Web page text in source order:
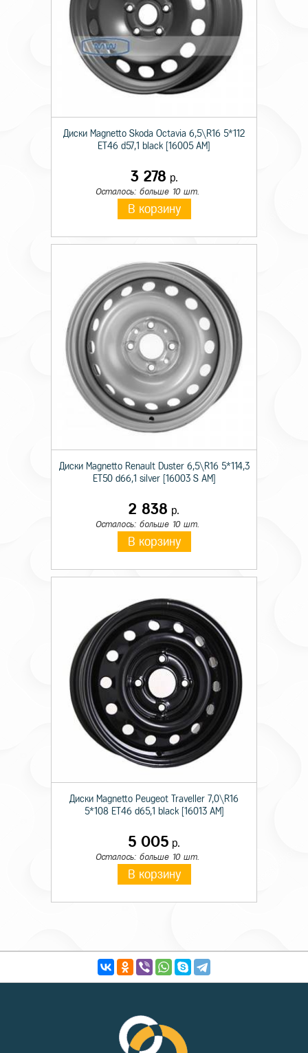
Диски Magnetto Skoda Octavia 6,5\R16 5*112
ET46 d57,1 black [16005 AM]
3 278 р.
Осталось: больше 10 шт.
В корзину
Диски Magnetto Renault Duster 6,5\R16 5*114,3
ET50 d66,1 silver [16003 S AM]
2 838 р.
Осталось: больше 10 шт.
В корзину
Диски Magnetto Peugeot Traveller 7,0\R16
5*108 ET46 d65,1 black [16013 AM]
5 005 р.
Осталось: больше 10 шт.
В корзину